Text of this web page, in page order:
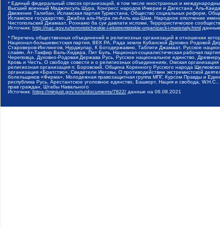
* Единый федеральный список организаций, в том числе иностранных и
Высший военный Маджлисуль Шура, Конгресс народов Ичкерии и Дагестана, Аль-
Движение Талибан, Исламская партия Туркестана, Общество социальных реформ,
Исламское государство, Джабха аль-Нусра ли-Ахль аш-Шам, Народное ополчение
Чистопольский Джамаат, Рохнамо ба суи давлати исломи, Террористическое
Источник: http://nac.gov.ru/terroristicheskie-i-ekstremistskie-organizacii-i-materialy.html
* Перечень общественных объединений и религиозных организаций в отношении
Национал-большевистская партия, ВЕК РА, Рада земли Кубанской Духовно Родовой
Староверов-Инглингов, Нурджулар, К Богодержавию, Таблиги Джамаат, Русское
славян, Ат-Такфир Валь-Хиджра, Пит Буль, Национал-социалистическая рабочая
Череповца, Духовно-Родовая Держава Русь, Русское национальное единство,
Кровь и Честь, О свободе совести и о религиозных объединениях, Омская
религиозная организация п. Боровский, Община Коренного Русского народа
организация «Братство», Свидетели Иеговы, О противодействии экстремистской
болельщиков «Фирма», Молодежная правозащитная группа МПГ, Курсом Правды и
республика Русь, Арестантское уголовное единство, Башкорт, Нация и свобода,
прав граждан, Штабы Навального
Источник: https://minjust.gov.ru/ru/documents/7822/ данные на 06.08.2021